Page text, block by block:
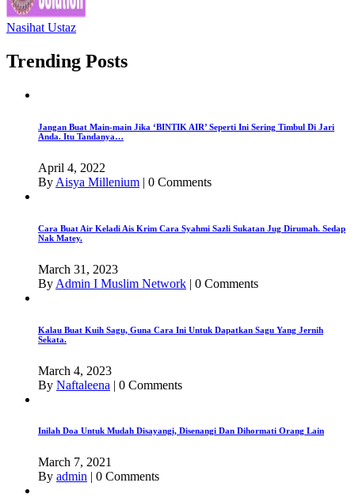
Nasihat Ustaz
Trending Posts
Jangan Buat Main-main Jika ‘BINTIK AIR’ Seperti Ini Sering Timbul Di Jari
Anda. Itu Tandanya…
April 4, 2022
By Aisya Millenium | 0 Comments
Cara Buat Air Keladi Ais Krim Cara Syahmi Sazli Sukatan Jug Dirumah. Sedap
Nak Matey.
March 31, 2023
By Admin I Muslim Network | 0 Comments
Kalau Buat Kuih Sagu, Guna Cara Ini Untuk Dapatkan Sagu Yang Jernih
Sekata.
March 4, 2023
By Naftaleena | 0 Comments
Inilah Doa Untuk Mudah Disayangi, Disenangi Dan Dihormati Orang Lain
March 7, 2021
By admin | 0 Comments